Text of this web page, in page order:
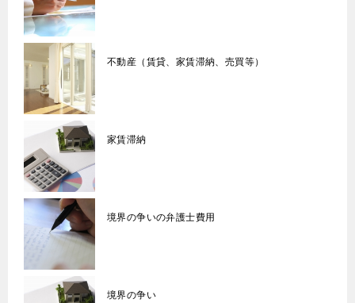
不動産（賃貸、家賃滞納、売買等）
家賃滞納
境界の争いの弁護士費用
境界の争い